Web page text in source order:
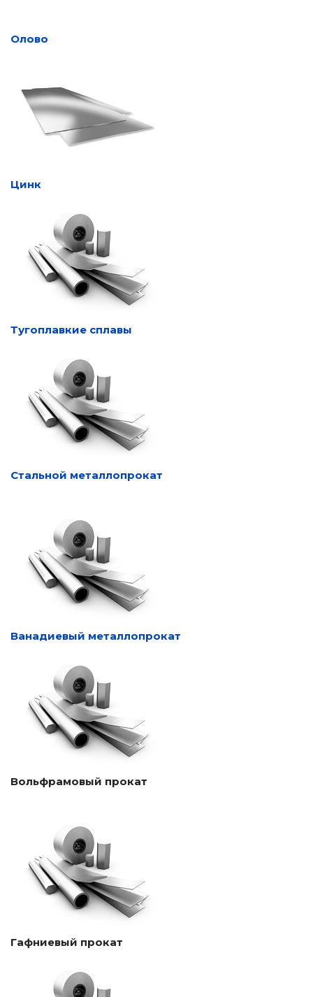
Олово
Цинк
Тугоплавкие сплавы
Стальной металлопрокат
Ванадиевый металлопрокат
Вольфрамовый прокат
Гафниевый прокат